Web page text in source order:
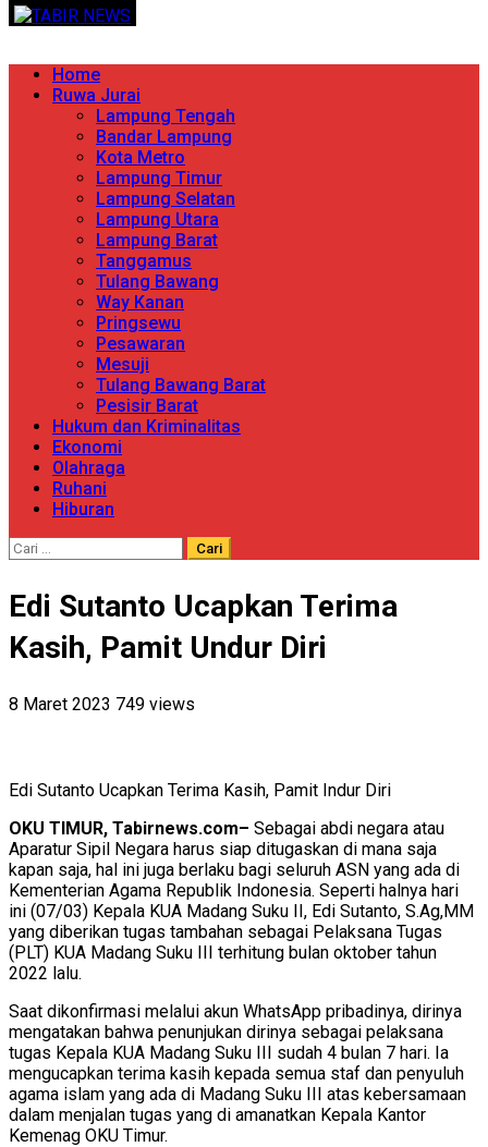
Skip
content
TERPERCAYA MENYINGKAP BERITA
Primary
Menu
Home
Ruwa Jurai
Lampung Tengah
Bandar Lampung
Kota Metro
Lampung Timur
Lampung Selatan
Lampung Utara
Lampung Barat
Tanggamus
Tulang Bawang
Way Kanan
Pringsewu
Pesawaran
Mesuji
Tulang Bawang Barat
Pesisir Barat
Hukum dan Kriminalitas
Ekonomi
Olahraga
Ruhani
Hiburan
Cari
Edi Sutanto Ucapkan Terima
Kasih, Pamit Undur Diri
8 Maret 2023 749 views
Edi Sutanto Ucapkan Terima Kasih, Pamit Indur Diri
OKU TIMUR, Tabirnews.com– Sebagai abdi negara atau
Aparatur Sipil Negara harus siap ditugaskan di mana saja
kapan saja, hal ini juga berlaku bagi seluruh ASN yang ada di
Kementerian Agama Republik Indonesia. Seperti halnya hari
ini (07/03) Kepala KUA Madang Suku II, Edi Sutanto, S.Ag,MM
yang diberikan tugas tambahan sebagai Pelaksana Tugas
(PLT) KUA Madang Suku III terhitung bulan oktober tahun
2022 lalu.
Saat dikonfirmasi melalui akun WhatsApp pribadinya, dirinya
mengatakan bahwa penunjukan dirinya sebagai pelaksana
tugas Kepala KUA Madang Suku III sudah 4 bulan 7 hari. Ia
mengucapkan terima kasih kepada semua staf dan penyuluh
agama islam yang ada di Madang Suku III atas kebersamaan
dalam menjalan tugas yang di amanatkan Kepala Kantor
Kemenag OKU Timur.